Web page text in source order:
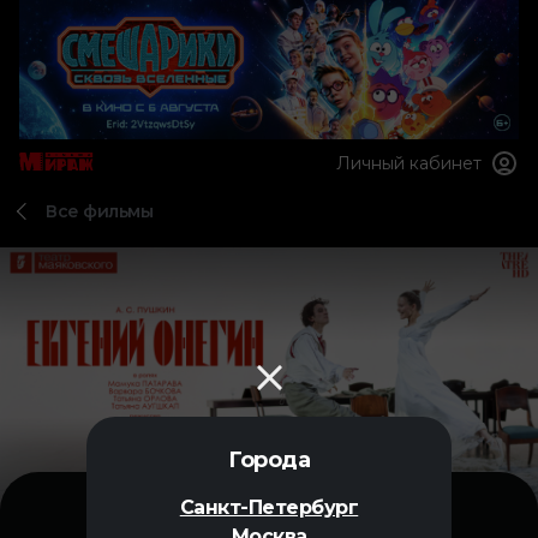
Города
Санкт-Петербург
Личный кабинет
Все фильмы